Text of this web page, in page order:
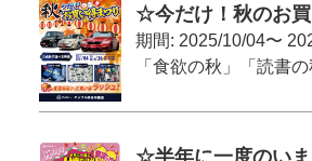
☆今だけ！秋のお
期間: 2025/10/04〜
愛車の乗り換えや、これから車を持ちたいとお考えの
アップル四日市南店で、お得がいっぱいの**「秋のお